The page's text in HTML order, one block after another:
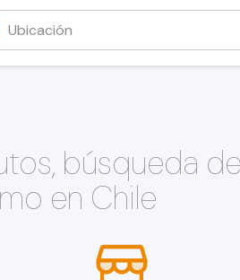
búsqueda
en Chile